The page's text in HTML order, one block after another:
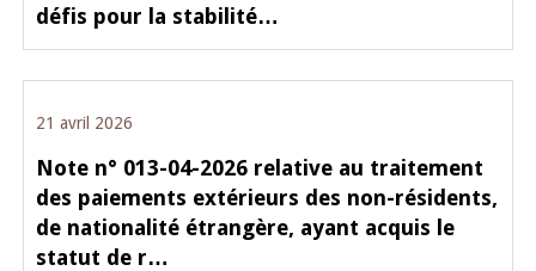
défis pour la stabilité…
21 avril 2026
Note n° 013-04-2026 relative au traitement
des paiements extérieurs des non-résidents,
de nationalité étrangère, ayant acquis le
statut de r…